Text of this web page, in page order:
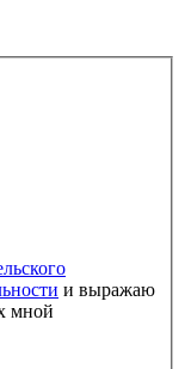
и выражаю
мной